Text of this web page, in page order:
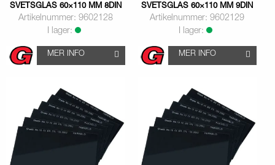
SVETSGLAS 60×110 MM 8DIN
Artikelnummer: 9602128
I lager:
MER INFO
SVETSGLAS 60×110 MM 9DIN
Artikelnummer: 9602129
I lager:
MER INFO